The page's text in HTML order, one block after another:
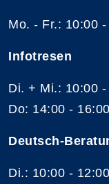
Mo. - Fr.: 10:00
Infotresen
Di. + Mi.: 10:00
Do: 14:00 -
Deutsch-
Di.: 10:00 -